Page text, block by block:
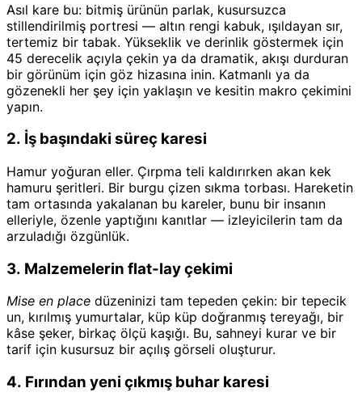
Asıl kare bu: bitmiş ürünün parlak, kusursuzca
stillendirilmiş portresi — altın rengi kabuk, ışıldayan sır,
tertemiz bir tabak. Yükseklik ve derinlik göstermek için
45 derecelik açıyla çekin ya da dramatik, akışı durduran
bir görünüm için göz hizasına inin. Katmanlı ya da
gözenekli her şey için yaklaşın ve kesitin makro çekimini
yapın.
2. İş başındaki süreç karesi
Hamur yoğuran eller. Çırpma teli kaldırırken akan kek
hamuru şeritleri. Bir burgu çizen sıkma torbası. Hareketin
tam ortasında yakalanan bu kareler, bunu bir insanın
elleriyle, özenle yaptığını kanıtlar — izleyicilerin tam da
arzuladığı özgünlük.
3. Malzemelerin flat-lay çekimi
Mise en place düzeninizi tam tepeden çekin: bir tepecik
un, kırılmış yumurtalar, küp küp doğranmış tereyağı, bir
kâse şeker, birkaç ölçü kaşığı. Bu, sahneyi kurar ve bir
tarif için kusursuz bir açılış görseli oluşturur.
4. Fırından yeni çıkmış buhar karesi